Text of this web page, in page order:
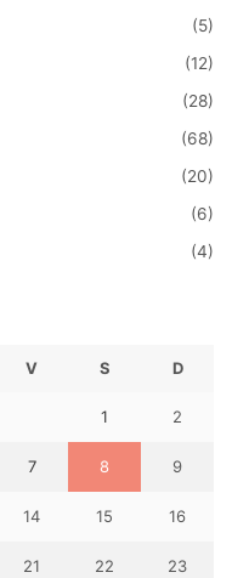
(5)
(12)
(28)
(68)
(20)
(6)
(4)
V S D
1 2
7 8 9
14 15 16
21 22 23